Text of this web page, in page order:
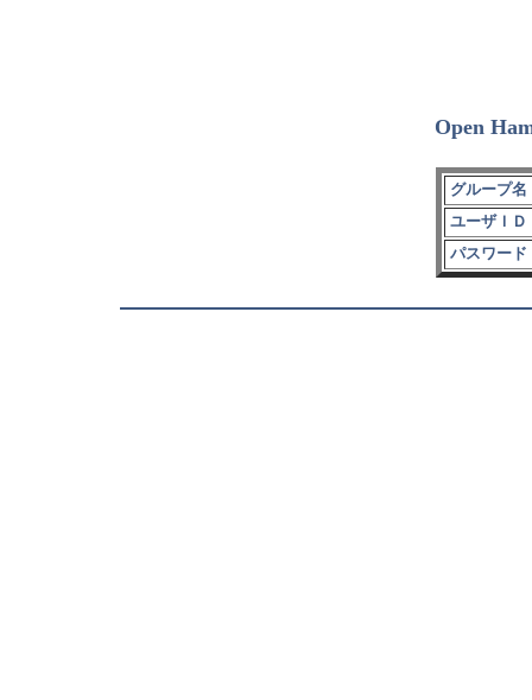
Open
グループ
ユーザＩ
パスワー